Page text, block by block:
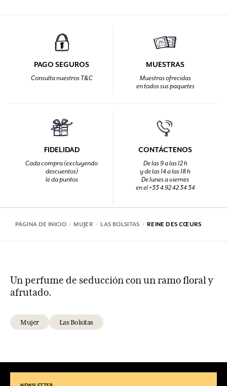
PAGO SEGUROS
Consulta nuestros T&C
MUESTRAS
Muestras ofrecidas
en todos sus paquetes
FIDELIDAD
Cada compra (excluyendo
descuentos)
le da puntos
CONTÁCTENOS
De las 9 a las 12 h
y de las 14 a las 18 h
De lunes a viernes
en el +33 4 92 42 34 34
PÁGINA DE INICIO MUJER LAS BOLSITAS REINE DES CŒURS
Un perfume de seducción con un ramo floral y
afrutado.
Mujer Las Bolsitas